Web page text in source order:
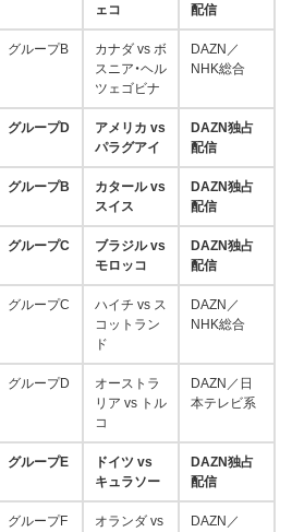
ェコ
配信
グループB
カナダ vs ボ
スニア・ヘル
ツェゴビナ
DAZN／
NHK総合
グループD
アメリカ vs
パラグアイ
DAZN独占
配信
グループB
カタール vs
スイス
DAZN独占
配信
グループC
ブラジル vs
モロッコ
DAZN独占
配信
グループC
ハイチ vs ス
コットラン
ド
DAZN／
NHK総合
グループD
オーストラ
リア vs トル
コ
DAZN／日
本テレビ系
グループE
ドイツ vs
キュラソー
DAZN独占
配信
グループF
オランダ vs
DAZN／